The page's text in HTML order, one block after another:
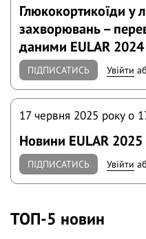
Глюкокортикоїди у
захворювань –
даними EULAR 2024
ПІДПИСАТИСЬ Увійти
17 червня 2025 року o
Новини EULAR 2025
ПІДПИСАТИСЬ Увійти
ТОП-5 новин